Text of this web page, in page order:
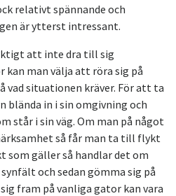
relativt spännande och
är ytterst intressant.
att inte dra till sig
kan man välja att röra sig på
vad situationen kräver. För att ta
blända in i sin omgivning och
står i sin väg. Om man på något
så får man ta till flykt
gäller så handlar det om
och sedan gömma sig på
fram på vanliga gator kan vara